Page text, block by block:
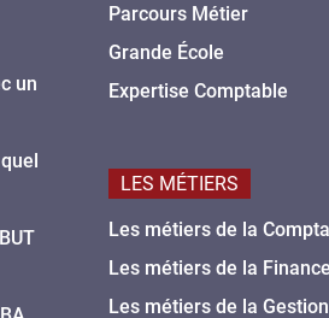
un
Parcours Métier
Grande École
Expertise Comptable
LES MÉTIERS
Les métiers de la
Les métiers de la Finance
Les métiers de la Gestion